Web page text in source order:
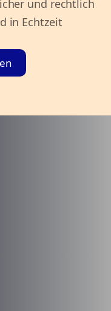
und rechtlich
in Echtzeit